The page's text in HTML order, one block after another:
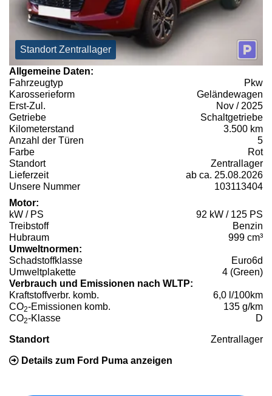
Standort Zentrallager
Allgemeine Daten:
Fahrzeugtyp
Pkw
Karosserieform
Geländewagen
Erst-Zul.
Nov / 2025
Getriebe
Schaltgetriebe
Kilometerstand
3.500 km
Anzahl der Türen
5
Farbe
Rot
Standort
Zentrallager
Lieferzeit
ab ca. 25.08.2026
Unsere Nummer
103113404
Motor:
kW / PS
92 kW / 125 PS
Treibstoff
Benzin
Hubraum
999 cm³
Umweltnormen:
Schadstoffklasse
Euro6d
Umweltplakette
4 (Green)
Verbrauch und Emissionen nach WLTP:
Kraftstoffverbr. komb.
6,0 l/100km
CO2-Emissionen komb.
135 g/km
CO2-Klasse D
Standort Zentrallager
Details zum Ford Puma anzeigen